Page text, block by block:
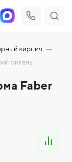
кирпич
ригель
Faber